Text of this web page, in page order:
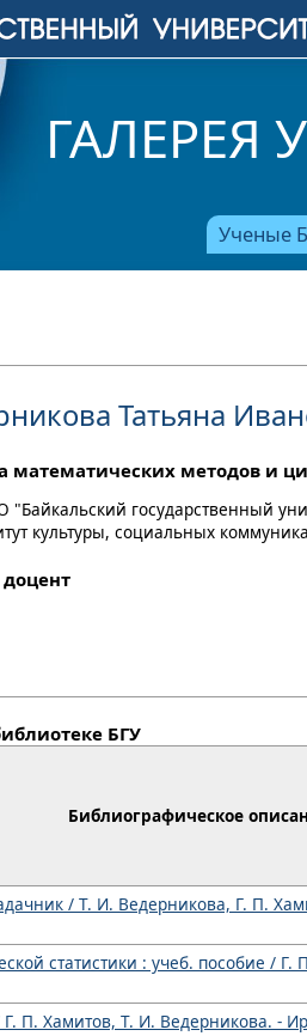
ГАЛЕРЕЯ
Ученые
Татьяна
математических методов и
государственный
культуры, социальных
доцент
БГУ
Библиографическое
/ Т. И. Ведерникова, Г. П.
статистики : учеб. пособие /
П. Хамитов, Т. И. Ведерникова. -